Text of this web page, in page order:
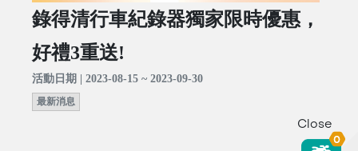
錄得清行車紀錄器獨家限時優惠，
好禮3重送!
活動日期 | 2023-08-15 ~ 2023-09-30
最新消息
Close
0